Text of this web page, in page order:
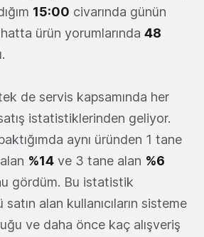
15:00 civarında günün
ürün yorumlarında 48
de servis kapsamında her
istatistiklerinden geliyor.
aynı üründen 1 tane
%14 ve 3 tane alan %6
gördüm. Bu istatistik
alan kullanıcıların sisteme
ve daha önce kaç alışveriş